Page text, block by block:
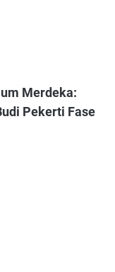
Merdeka:
Pekerti Fase